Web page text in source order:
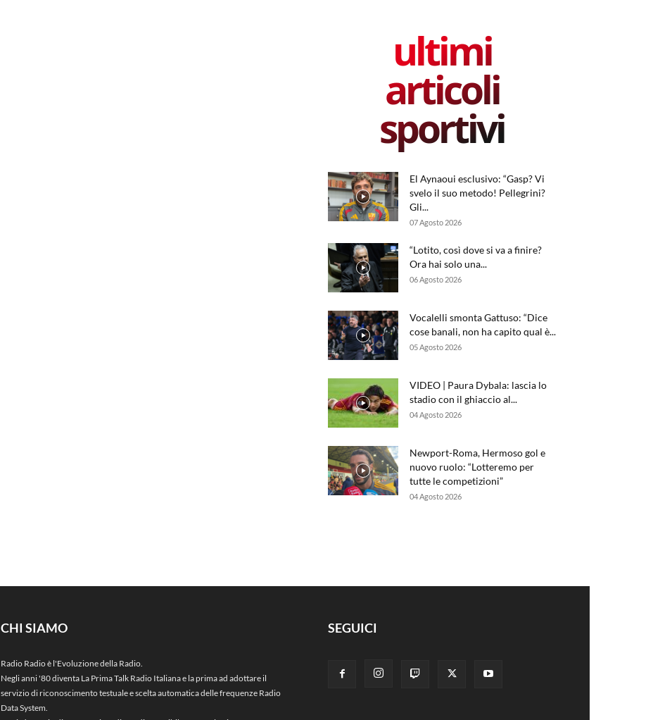
ultimi
articoli
sportivi
El Aynaoui esclusivo: “Gasp? Vi
svelo il suo metodo! Pellegrini?
Gli...
07 Agosto 2026
“Lotito, così dove si va a finire?
Ora hai solo una...
06 Agosto 2026
Vocalelli smonta Gattuso: “Dice
cose banali, non ha capito qual è...
05 Agosto 2026
VIDEO | Paura Dybala: lascia lo
stadio con il ghiaccio al...
04 Agosto 2026
Newport-Roma, Hermoso gol e
nuovo ruolo: “Lotteremo per
tutte le competizioni”
04 Agosto 2026
CHI SIAMO
Radio Radio è l'Evoluzione della Radio.
Negli anni '80 diventa La Prima Talk Radio Italiana e la prima ad adottare il
servizio di riconoscimento testuale e scelta automatica delle frequenze Radio
Data System.
SEGUICI